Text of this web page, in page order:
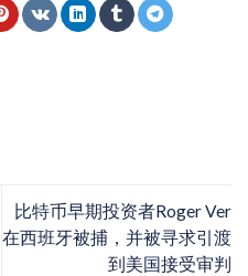
比特币早期投资者Roger Ver
在西班牙被捕，并被寻求引渡
到美国接受审判